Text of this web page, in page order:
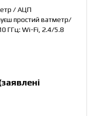
/ АЦП
простий ватметр/
ГГц: Wi-Fi, 2.4/5.8